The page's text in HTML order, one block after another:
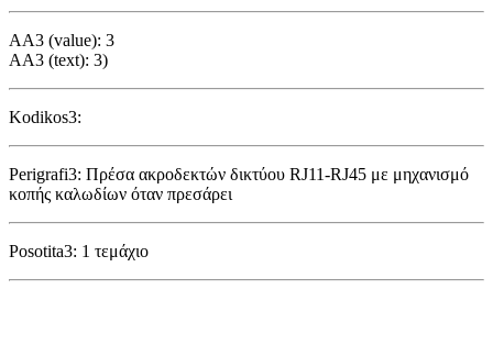
AA3 (value): 3
AA3 (text): 3)
Kodikos3:
Perigrafi3: Πρέσα ακροδεκτών δικτύου RJ11-RJ45 με μηχανισμό
κοπής καλωδίων όταν πρεσάρει
Posotita3: 1 τεμάχιο